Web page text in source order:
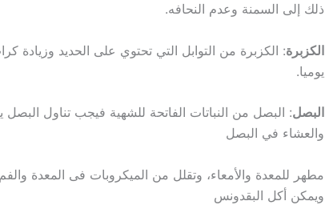
ذلك إلى السمنة وعدم النحافه.
الكزبرة: الكزبرة من التوابل التي تحتوي على الحديد وزيادة
يوميا.
البصل: البصل من النباتات الفاتحة للشهية فيجب تناول البصل
والعشاء في البصل
مطهر للمعدة والأمعاء، وتقلل من الميكروبات فى المعدة
ويمكن أكل البقدونس